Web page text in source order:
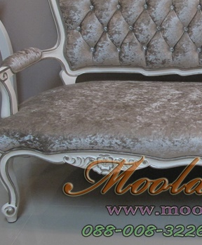
สไตล์วินเทจ หุ้มด้วยผ้ากำมะหยี่
วยดูดีสวยหรูมีสไตล์ตกแต่งด้วย..
าท 15,800 บาท
หยิบใส่ตระกร้า
โซฟา Wing
สตูล สามา